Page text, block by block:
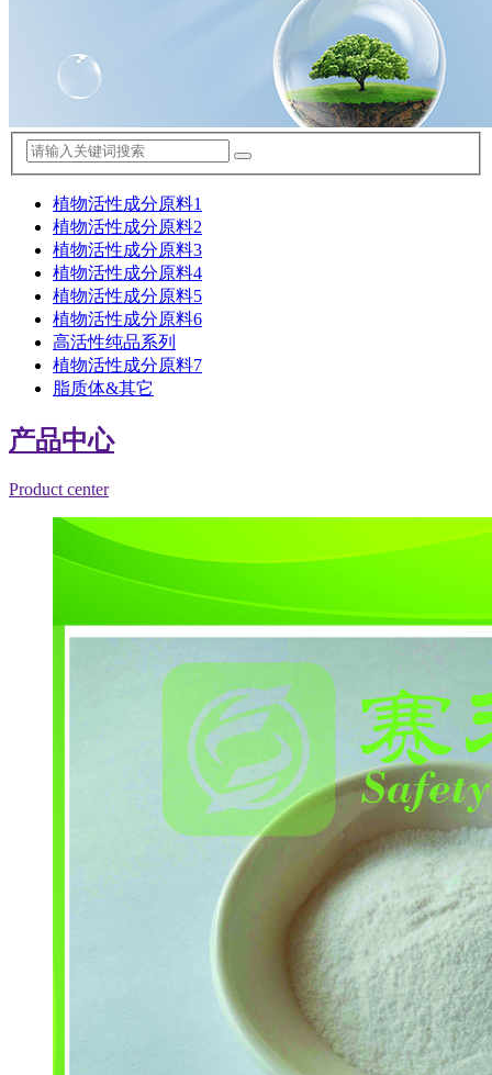
植物活性成分原料1
植物活性成分原料2
植物活性成分原料3
植物活性成分原料4
植物活性成分原料5
植物活性成分原料6
高活性纯品系列
植物活性成分原料7
脂质体&其它
产品中心
Product center